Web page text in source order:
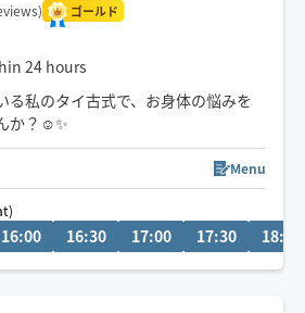
ゴールド
24 hours
る私のタイ古式で、お身体の悩みを
か？☺️✨️
Menu
16:00 16:30 17:00 17:30 18:00